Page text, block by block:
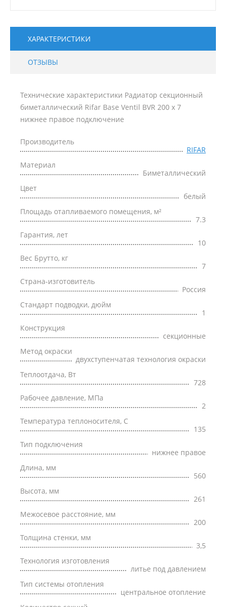
ХАРАКТЕРИСТИКИ
ОТЗЫВЫ
Технические характеристики Радиатор секционный
биметаллический Rifar Base Ventil BVR 200 x 7
нижнее правое подключение
Производитель
RIFAR
Материал
Биметаллический
Цвет
белый
Площадь отапливаемого помещения, м²
7.3
Гарантия, лет
10
Вес Брутто, кг
7
Страна-изготовитель
Россия
Стандарт подводки, дюйм
1
Конструкция
секционные
Метод окраски
двухступенчатая технология окраски
Теплоотдача, Вт
728
Рабочее давление, МПа
2
Температура теплоносителя, С
135
Тип подключения
нижнее правое
Длина, мм
560
Высота, мм
261
Межосевое расстояние, мм
200
Толщина стенки, мм
3,5
Технология изготовления
литье под давлением
Тип системы отопления
центральное отопление